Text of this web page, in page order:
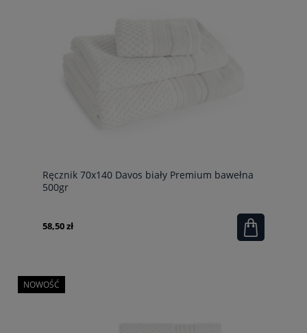
Ręcznik 70x140 Davos biały Premium bawełna
500gr
58,50 zł
NOWOŚĆ